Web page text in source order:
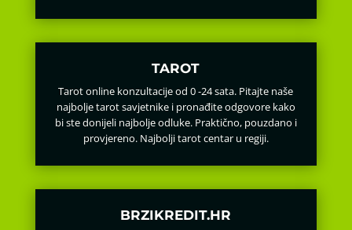
TAROT
Tarot online konzultacije od 0 -24 sata. Pitajte naše
najbolje tarot savjetnike i pronađite odgovore kako
bi ste donijeli najbolje odluke. Praktično, pouzdano i
provjereno. Najbolji tarot centar u regiji.
BRZIKREDIT.HR